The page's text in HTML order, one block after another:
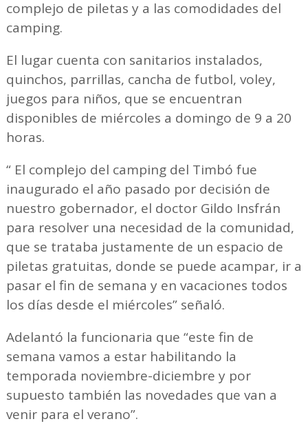
complejo de piletas y a las comodidades del
camping.
El lugar cuenta con sanitarios instalados,
quinchos, parrillas, cancha de futbol, voley,
juegos para niños, que se encuentran
disponibles de miércoles a domingo de 9 a 20
horas.
“ El complejo del camping del Timbó fue
inaugurado el año pasado por decisión de
nuestro gobernador, el doctor Gildo Insfrán
para resolver una necesidad de la comunidad,
que se trataba justamente de un espacio de
piletas gratuitas, donde se puede acampar, ir a
pasar el fin de semana y en vacaciones todos
los días desde el miércoles” señaló.
Adelantó la funcionaria que “este fin de
semana vamos a estar habilitando la
temporada noviembre-diciembre y por
supuesto también las novedades que van a
venir para el verano”.